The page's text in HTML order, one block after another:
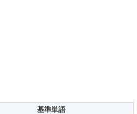
基準単語